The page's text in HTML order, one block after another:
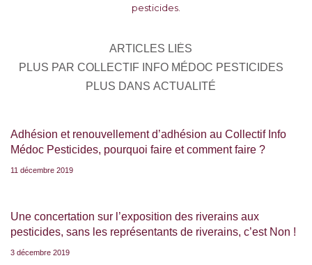
pesticides.
ARTICLES LIÉS
PLUS PAR COLLECTIF INFO MÉDOC PESTICIDES
PLUS DANS ACTUALITÉ
Adhésion et renouvellement d’adhésion au Collectif Info
Médoc Pesticides, pourquoi faire et comment faire ?
11 décembre 2019
Une concertation sur l’exposition des riverains aux
pesticides, sans les représentants de riverains, c’est Non !
3 décembre 2019